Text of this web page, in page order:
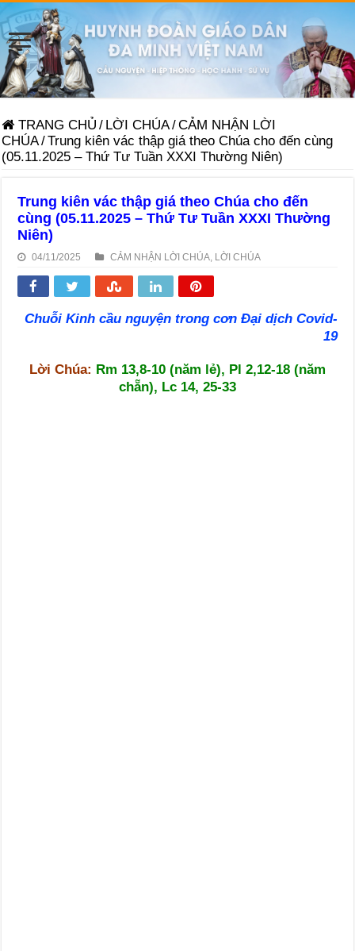
TRANG CHỦ / LỜI CHÚA/CẢM NHẬN LỜI
CHÚA/Trung kiên vác thập giá theo Chúa cho đến cùng
(05.11.2025 – Thứ Tư Tuần XXXI Thường Niên)
Trung kiên vác thập giá theo Chúa cho đến
cùng (05.11.2025 – Thứ Tư Tuần XXXI Thường
Niên)
04/11/2025 CẢM NHẬN LỜI CHÚA LỜI CHÚA
Chuỗi Kinh cầu nguyện trong cơn Đại dịch Covid-
19
Lời Chúa: Rm 13,8-10 (năm lẻ), Pl 2,12-18 (năm
chẵn), Lc 14, 25-33